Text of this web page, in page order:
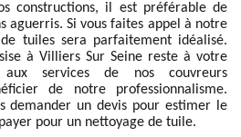
constructions, il est préférable de
aguerris. Si vous faites appel à notre
tuiles sera parfaitement idéalisé.
à Villiers Sur Seine reste à votre
aux services de nos couvreurs
de notre professionnalisme.
demander un devis pour estimer le
pour un nettoyage de tuile.